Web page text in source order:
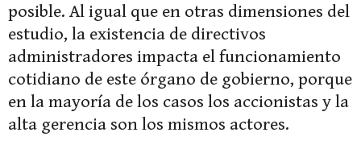
posible. Al igual que en otras dimensiones del
estudio, la existencia de directivos
administradores impacta el funcionamiento
cotidiano de este órgano de gobierno, porque
en la mayoría de los casos los accionistas y la
alta gerencia son los mismos actores.